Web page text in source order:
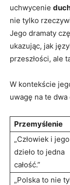
uchwycenie
nie tylko
Jego dramaty
ukazując, jak
przeszłości, ⁣ale
W kontekście
uwagę na te dwa
Przemyślenie
„Człowiek i ​jego
dzieło to jedna
całość.”
„Polska to nie